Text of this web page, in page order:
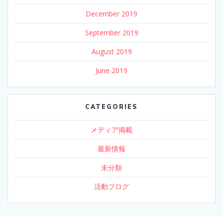
December 2019
September 2019
August 2019
June 2019
CATEGORIES
メディア掲載
最新情報
未分類
活動ブログ